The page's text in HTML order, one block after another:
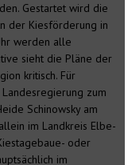
Gestartet wird die
der Kiesförderung in
werden alle
sieht die Pläne der
kritisch. Für
zum
Schinowsky am
im Landkreis Elbe-
oder
im